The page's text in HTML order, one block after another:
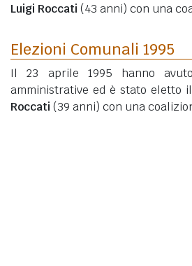
Luigi Roccati (43 anni) con una
Elezioni Comunali 1995
Il 23 aprile 1995 hanno
amministrative ed è stato eletto
Roccati (39 anni) con una